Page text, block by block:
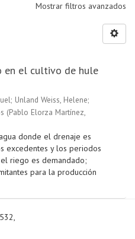
Mostrar filtros avanzados
en el cultivo de hule
; Unland Weiss, Helene;
(Pablo Elorza Martínez,
donde el drenaje es
excedentes y los periodos
riego es demandado;
para la producción